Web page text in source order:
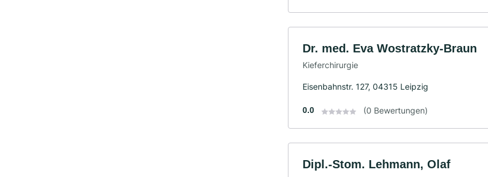
Dr. med. Eva Wostratzky-Braun
Kieferchirurgie
Eisenbahnstr. 127, 04315 Leipzig
0.0 (0 Bewertungen)
Dipl.-Stom. Lehmann, Olaf